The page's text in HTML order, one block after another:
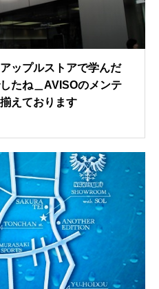
ップルストアで学んだ
たね＿AVISOのメンテ
えております